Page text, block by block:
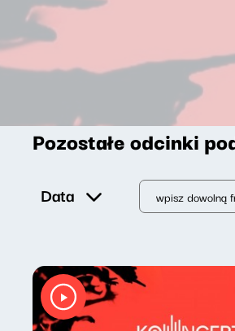
Pozostałe odcinki
Data